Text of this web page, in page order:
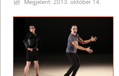
Megjelent: 2013. október 14.